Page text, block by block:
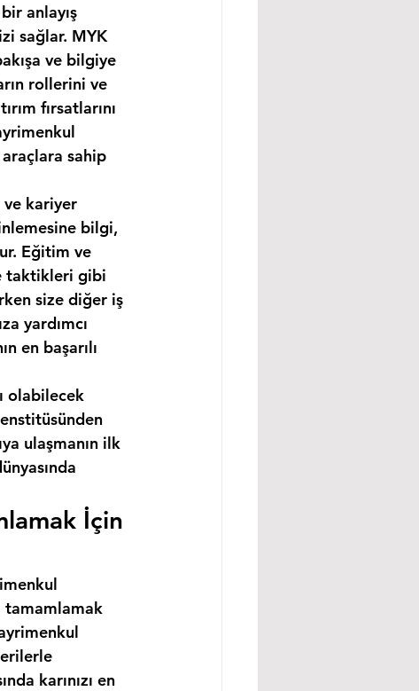
anlayış
sağlar. MYK
ve bilgiye
rollerini ve
fırsatlarını
sahip
ve kariyer
bilgi,
Eğitim ve
taktikleri gibi
size diğer iş
yardımcı
en başarılı
olabilecek
ulaşmanın ilk
İçin
tamamlamak
karınızı en